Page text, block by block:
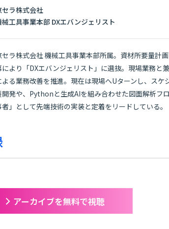
セラ株式会社
械工具事業本部 DXエバンジェリスト
セラ株式会社 機械工具事業本部所属。資材所要量計
により「DXエバンジェリスト」に選抜。現場業務と
よる業務改善を推進。現在は現場へUターンし、スケ
開発や、Pythonと生成AIを組み合わせた図面解析フ
者」として先端技術の実装と定着をリードしている。
アーカイブを無料で視聴